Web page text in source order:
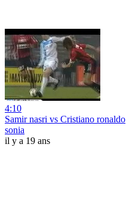
4:10
Samir nasri vs Cristiano ronaldo
sonia
il y a 19 ans